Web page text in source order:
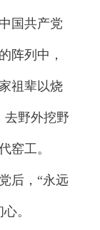
国共产党
阵列中，
祖辈以烧
去野外挖野
窑工。
后，“永远
。